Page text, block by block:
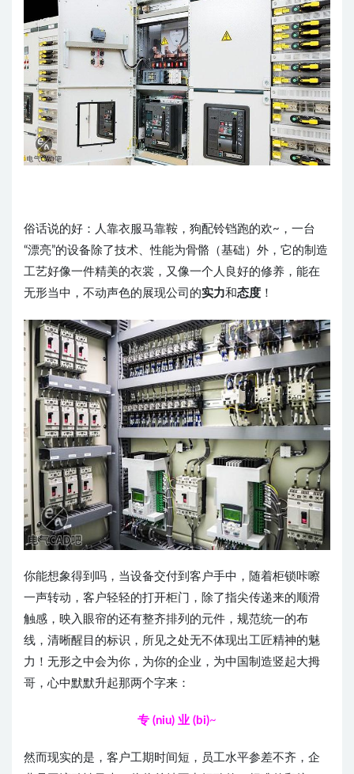
俗话说的好：人靠衣服马靠鞍，狗配铃铛跑的欢~，一台
“漂亮”的设备除了技术、性能为骨骼（基础）外，它的制造
工艺好像一件精美的衣裳，又像一个人良好的修养，能在
无形当中，不动声色的展现公司的实力和态度 ！
你能想象得到吗，当设备交付到客户手中，随着柜锁咔嚓
一声转动，客户轻轻的打开柜门，除了指尖传递来的顺滑
触感，映入眼帘的还有整齐排列的元件，规范统一的布
线，清晰醒目的标识，所见之处无不体现出工匠精神的魅
力！无形之中会为你，为你的企业，为中国制造竖起大拇
哥，心中默默升起那两个字来：
专 (niu) 业 (bi)~
然而现实的是，客户工期时间短，员工水平参差不齐，企